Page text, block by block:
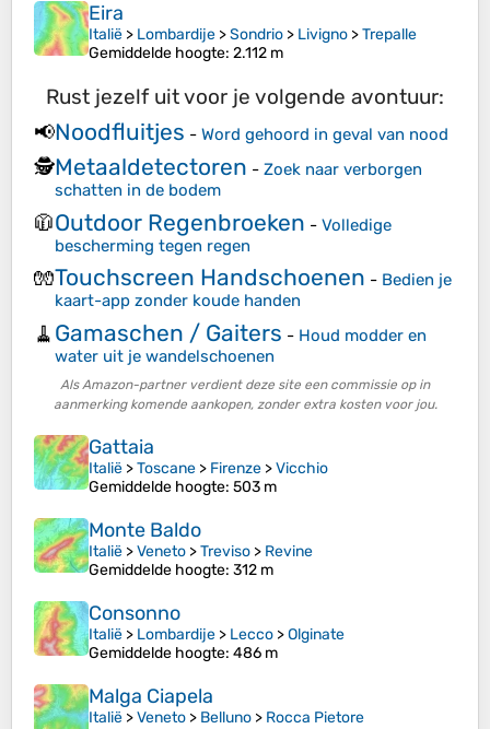
Eira
Italië > Lombardije >Sondrio > Livigno >Trepalle
Gemiddelde hoogte: 2.112 m
Rust jezelf uit voor je volgende avontuur:
📢Noodfluitjes - Word gehoord in geval van nood
🕵️Metaaldetectoren - Zoek naar verborgen
schatten in de bodem
🧥Outdoor Regenbroeken - Volledige
bescherming tegen regen
🧤Touchscreen Handschoenen - Bedien je
kaart-app zonder koude handen
🧹 Gamaschen / Gaiters - Houd modder en
water uit je wandelschoenen
Als Amazon-partner verdient deze site een commissie op in
aanmerking komende aankopen, zonder extra kosten voor jou.
Gattaia
Italië >Toscane > Firenze >Vicchio
Gemiddelde hoogte: 503 m
Monte Baldo
Italië >Veneto >Treviso > Revine
Gemiddelde hoogte: 312 m
Consonno
Italië > Lombardije > Lecco >Olginate
Gemiddelde hoogte: 486 m
Malga Ciapela
Italië >Veneto > Belluno > Rocca Pietore